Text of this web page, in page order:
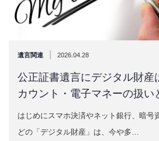
遺言関連 2026.04.28
公正証書遺言にデジタル財産
カウント・電子マネーの扱い
はじめにスマホ決済やネット銀行、暗号
どの「デジタル財産」は、今や多…